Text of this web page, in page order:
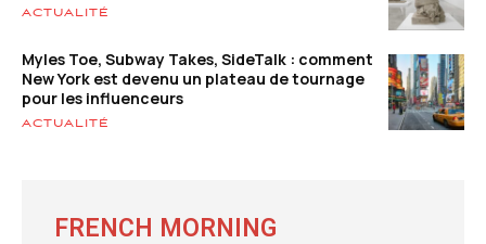
ACTUALITÉ
Myles Toe, Subway Takes, SideTalk : comment
New York est devenu un plateau de tournage
pour les influenceurs
ACTUALITÉ
FRENCH MORNING